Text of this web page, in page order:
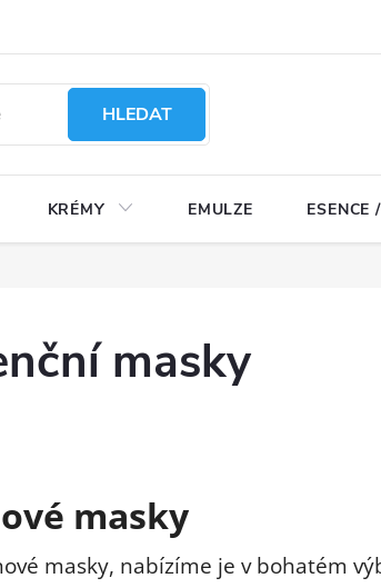
HLEDAT
KRÉMY EMULZE ESENCE
masky
masky
masky, nabízíme je v bohatém